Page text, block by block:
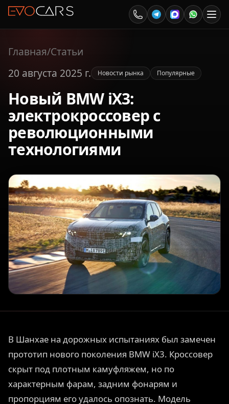
Главная/Статьи
20 августа 2025 г.
Новости рынка Популярные
Новый BMW iX3:
электрокроссовер с
революционными
технологиями
В Шанхае на дорожных испытаниях был замечен
прототип нового поколения BMW iX3. Кроссовер
скрыт под плотным камуфляжем, но по
характерным фарам, задним фонарям и
пропорциям его удалось опознать. Модель